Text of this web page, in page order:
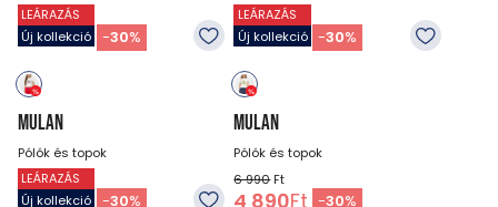
6 990Ft
4 890Ft -30%
6 990Ft
4 890Ft -30%
LEÁRAZÁS
Új kollekció
MULAN
Pólók és topok
6 990Ft
4 890Ft -30%
LEÁRAZÁS
Új kollekció
MULAN
Pólók és topok
6 990Ft
4 890Ft -30%
LEÁRAZÁS
Új kollekció